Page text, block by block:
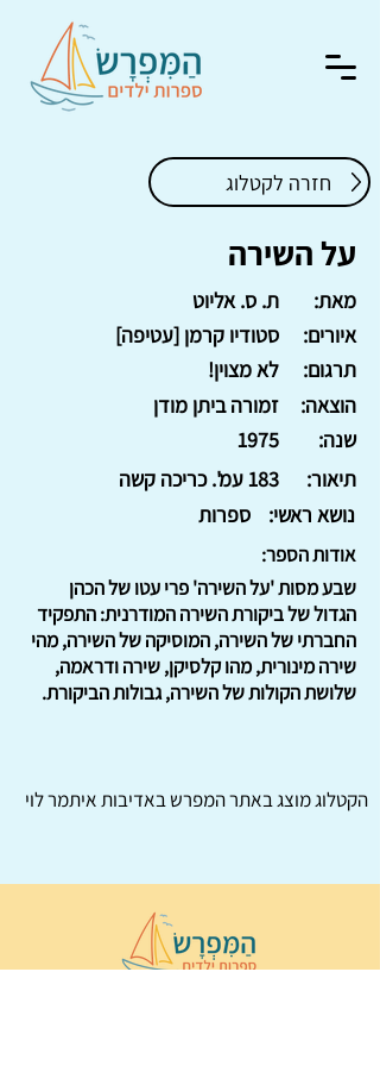
חזרה לקטלוג
על השירה
ת. ס. אליוט
מאת:
סטודיו קרמן [עטיפה]
איורים:
לא מצוין!
תרגום:
זמורה ביתן מודן
הוצאה:
1975
שנה:
183 עמ'. כריכה קשה
תיאור:
ספרות
נושא ראשי:
אודות הספר:
שבע מסות 'על השירה' פרי עטו של הכהן
הגדול של ביקורת השירה המודרנית: התפקיד
החברתי של השירה, המוסיקה של השירה, מהי
שירה מינורית, מהו קלסיקן, שירה ודראמה,
שלושת הקולות של השירה, גבולות הביקורת.
הקטלוג מוצג באתרהמפרשבאדיבות איתמר לוי